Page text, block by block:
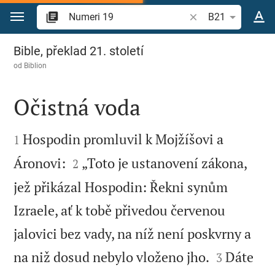
Přejít na obsah
Vyhledat biblický
B21
Numeri 19
Bible, překlad 21. století
od Biblion

Očistná voda

1 Hospodin promluvil k Mojžíšovi a
Áronovi: 

2 „Toto je ustanovení zákona,
jež přikázal Hospodin: Řekni synům
Izraele, ať k tobě přivedou červenou
jalovici bez vady, na níž není poskvrny a
na niž dosud nebylo vloženo jho. 

3 Dáte